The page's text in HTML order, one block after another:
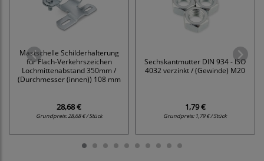
Mastschelle Schilderhalterung
für Flach-Verkehrszeichen
Lochmittenabstand 350mm /
(Durchmesser (innen)) 108 mm
28,68 €
Grundpreis:28,68 € / Stück
Sechskantmutter DIN 934 - ISO
4032 verzinkt / (Gewinde) M20
1,79 €
Grundpreis: 1,79 € / Stück